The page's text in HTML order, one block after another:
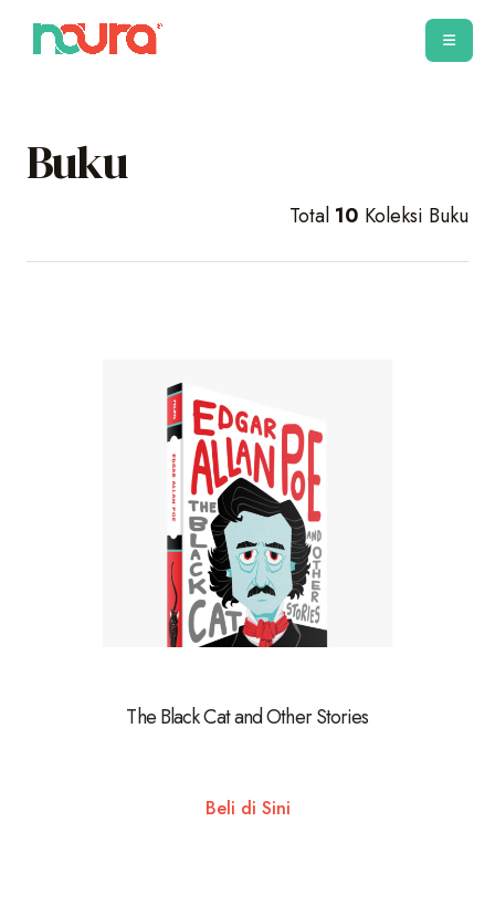
Buku
Total 10 Koleksi Buku
The Black Cat and Other Stories
Beli di Sini